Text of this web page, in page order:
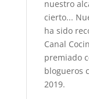
nuestro
cierto...
ha sido
Canal
premiado
blogueros
2019.